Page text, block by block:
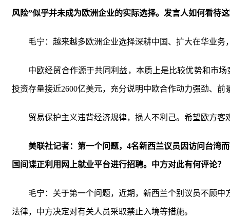
风险”似乎并未成为欧洲企业的实际选择。发言人如何看待
毛宁：越来越多欧洲企业选择深耕中国、扩大在华业务
中欧经贸合作源于共同利益，本质上是比较优势和市
投资存量接近2600亿美元，充分说明中欧合作动力强劲、前
贸易保护主义违背经济规律，损人不利己。希望欧方
美联社记者：第一个问题，4名新西兰议员因访问台湾
国间谍正利用网上就业平台进行招聘。中方对此有何评论？
毛宁：关于第一个问题，近期，新西兰个别议员不顾
法律，中方决定对有关人员采取禁止入境等措施。